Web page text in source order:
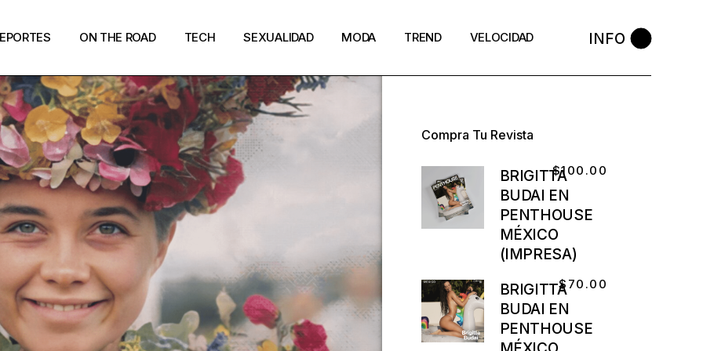
ON THE ROAD TECH SEXUALIDAD MODA TREND VELOCIDAD INFO
Compra Tu Revista
BRIGITTA
BUDAI EN
PENTHOUSE
MÉXICO
(IMPRESA)
$100.00
BRIGITTA
BUDAI EN
PENTHOUSE
$ 70.00